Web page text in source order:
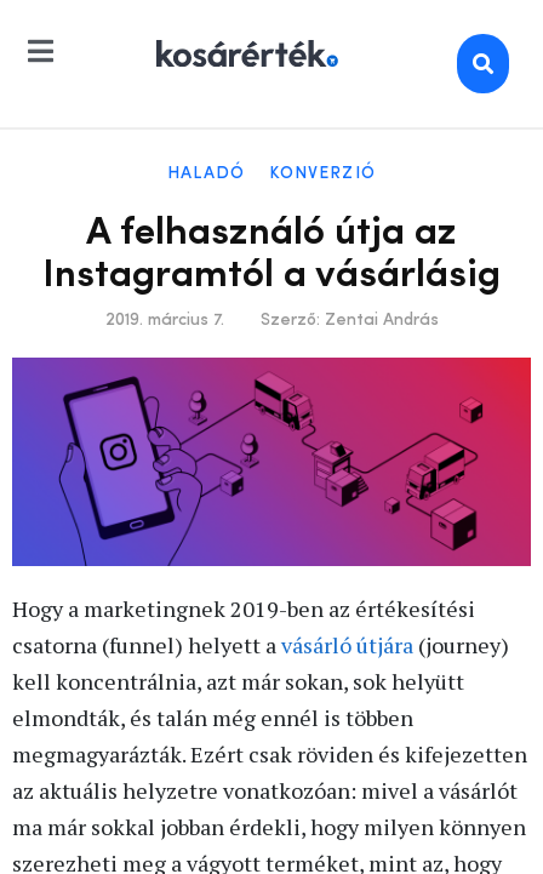
HALADÓ KONVERZIÓ
A felhasználó útja az
Instagramtól a vásárlásig
2019. március 7. Szerző: Zentai András
Hogy a marketingnek 2019-ben az értékesítési
csatorna (funnel) helyett avásárló útjára (journey)
kell koncentrálnia, azt már sokan, sok helyütt
elmondták, és talán még ennél is többen
megmagyarázták. Ezért csak röviden és kifejezetten
az aktuális helyzetre vonatkozóan: mivel a vásárlót
ma már sokkal jobban érdekli, hogy milyen könnyen
szerezheti meg a vágyott terméket, mint az, hogy